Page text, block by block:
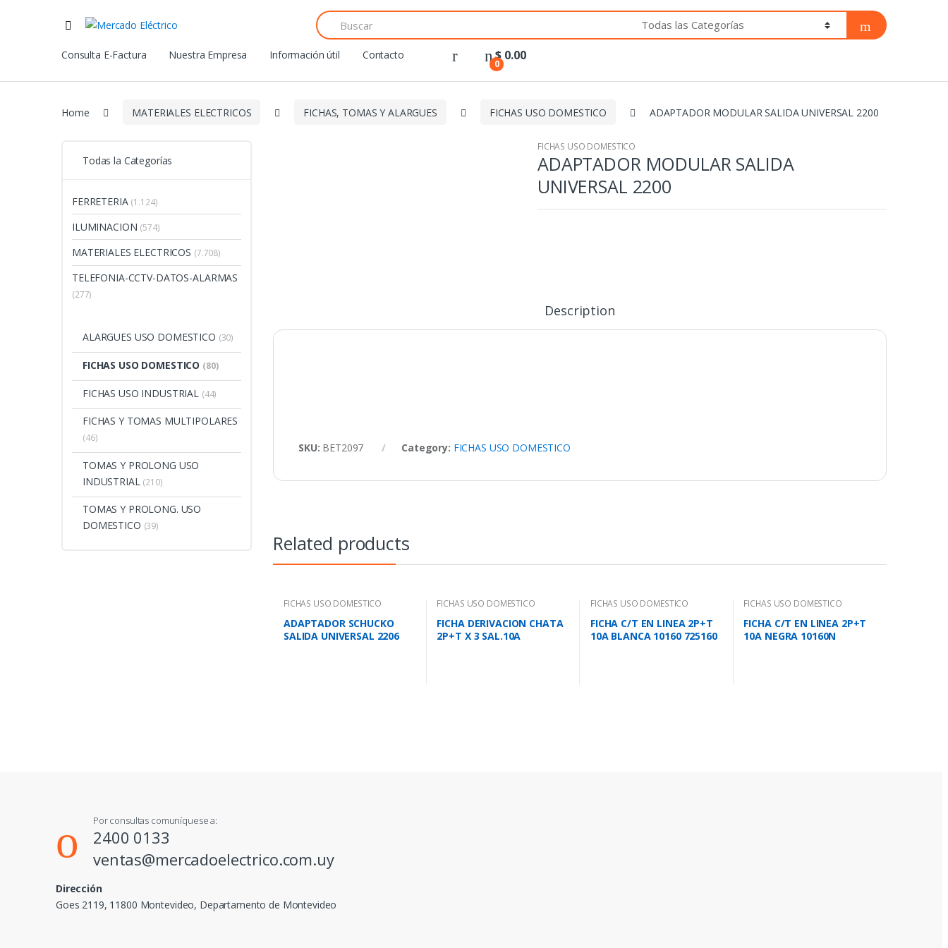
Search
for:
Consulta E-Factura
Nuestra Empresa Información útil Contacto
0
$ 0.00
Home MATERIALES ELECTRICOS FICHAS, TOMAS Y ALARGUES FICHAS USO DOMESTICO ADAPTADOR MODULAR SALIDA UNIVERSAL 2200
FICHAS USO DOMESTICO
ADAPTADOR MODULAR SALIDA
UNIVERSAL 2200
Description
SKU: BET2097 Category: FICHAS USO DOMESTICO
Related products
FICHAS USO DOMESTICO
ADAPTADOR SCHUCKO
SALIDA UNIVERSAL 2206
FICHAS USO DOMESTICO
FICHA DERIVACION CHATA
2P+T X 3 SAL.10A
FICHAS USO DOMESTICO
FICHA C/T EN LINEA 2P+T
10A BLANCA 10160 725160
FICHAS USO DOMESTICO
FICHA C/T EN LINEA 2P+T
10A NEGRA 10160N
Todas la Categorías
FERRETERIA (1.124)
ILUMINACION (574)
MATERIALES ELECTRICOS (7.708)
TELEFONIA-CCTV-DATOS-ALARMAS
(277)
ALARGUES USO DOMESTICO (30)
FICHAS USO DOMESTICO (80)
FICHAS USO INDUSTRIAL (44)
FICHAS Y TOMAS MULTIPOLARES
(46)
TOMAS Y PROLONG USO
INDUSTRIAL (210)
TOMAS Y PROLONG. USO
DOMESTICO (39)
Por consultas comuníquese a:
2400 0133
ventas@mercadoelectrico.com.uy
Dirección
Goes 2119, 11800 Montevideo, Departamento de Montevideo